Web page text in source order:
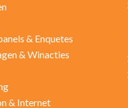
& Enquetes
& Winacties
& Internet